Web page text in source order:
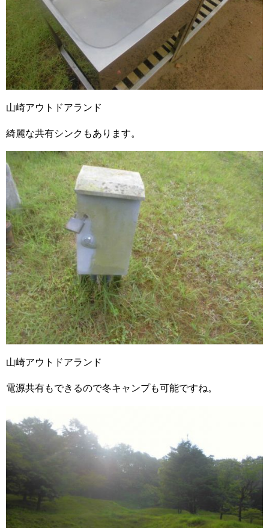
山崎アウトドアランド
綺麗な共有シンクもあります。
山崎アウトドアランド
電源共有もできるので冬キャンプも可能ですね。